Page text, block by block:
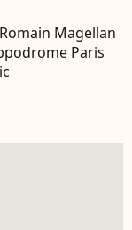
Magellan
Paris